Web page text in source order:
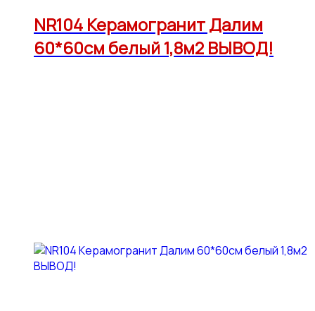
NR104 Керамогранит Далим
60*60см белый 1,8м2 ВЫВОД!